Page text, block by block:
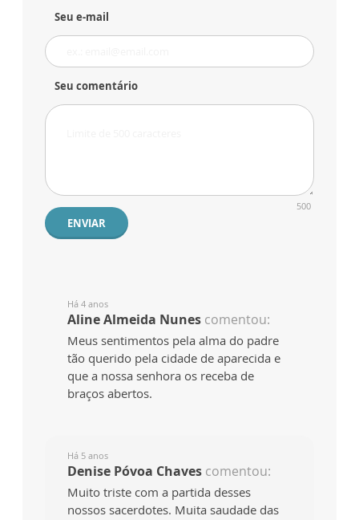
Seu e-mail
Seu comentário
500
ENVIAR
Há 4 anos
Aline Almeida Nunes comentou:
Meus sentimentos pela alma do padre
tão querido pela cidade de aparecida e
que a nossa senhora os receba de
braços abertos.
Há 5 anos
Denise Póvoa Chaves comentou:
Muito triste com a partida desses
nossos sacerdotes. Muita saudade das